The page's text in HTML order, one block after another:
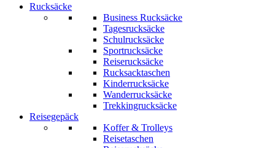
Rucksäcke
Business Rucksäcke
Tagesrucksäcke
Schulrucksäcke
Sportrucksäcke
Reiserucksäcke
Rucksacktaschen
Kinderrucksäcke
Wanderrucksäcke
Trekkingrucksäcke
Reisegepäck
Koffer & Trolleys
Reisetaschen